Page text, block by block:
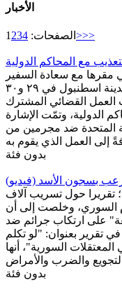
الأخبار
الصفحات: 1 234 >>>
مع المحاكم الدولية
مقرها مع سعادة السفير
ستيفين راب في مقر الجمعية في مدينة اسطنبول في ٢٩ و٣٠
العمل القضائي المشترك
الدولية، وتمّت الإشارة
المتحدة ضد مجرمين من
بدون فئة
بسجون الأسد (فيديو)
حول تسريب آلاف
السوري، وخلصت إلى أن
على ارتكاب جرائم ضد
تقرير بعنوان: "لو تكلم
السورية"، أنها
بدون فئة